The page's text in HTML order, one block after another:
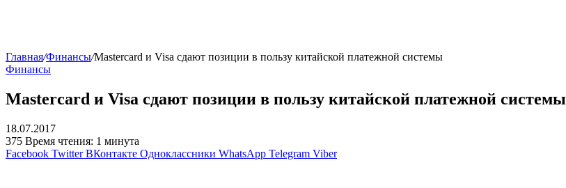
Главная/Финансы/Mastercard и Visa сдают позиции в пользу китайской платежной системы
Финансы
Mastercard и Visa сдают позиции в пользу китайской платежной системы
18.07.2017
375 Время чтения: 1 минута
Facebook Twitter ВКонтакте Одноклассники WhatsApp Telegram Viber